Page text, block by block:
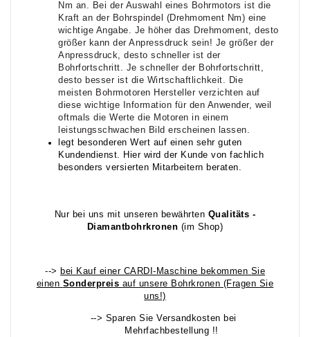
Nm an. Bei der Auswahl eines Bohrmotors ist die
Kraft an der Bohrspindel (Drehmoment Nm) eine
wichtige Angabe. Je höher das Drehmoment, desto
größer kann der Anpressdruck sein! Je größer der
Anpressdruck, desto schneller ist der
Bohrfortschritt. Je schneller der Bohrfortschritt,
desto besser ist die Wirtschaftlichkeit. Die
meisten Bohrmotoren Hersteller verzichten auf
diese wichtige Information für den Anwender, weil
oftmals die Werte die Motoren in einem
leistungsschwachen Bild erscheinen lassen.
legt besonderen Wert auf einen sehr guten
Kundendienst. Hier wird der Kunde von fachlich
besonders versierten Mitarbeitern beraten.
Nur bei uns mit unseren bewährten Qualitäts -
Diamantbohrkronen (im Shop)
--> bei Kauf einer CARDI-Maschine bekommen Sie
einen Sonderpreis auf unsere Bohrkronen (Fragen Sie
uns!)
--> Sparen Sie Versandkosten bei
Mehrfachbestellung !!